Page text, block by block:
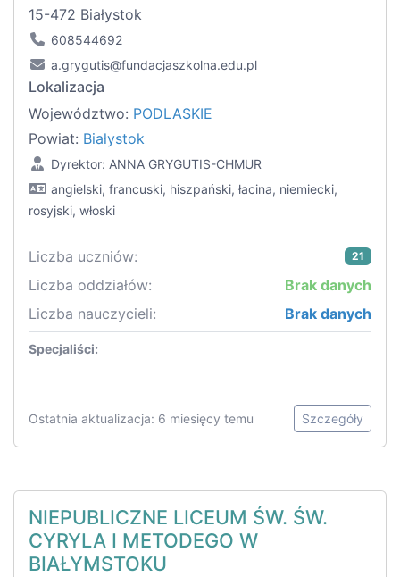
15-472 Białystok
608544692
a.grygutis@fundacjaszkolna.edu.pl
Lokalizacja
Województwo: PODLASKIE
Powiat: Białystok
Dyrektor: ANNA GRYGUTIS-CHMUR
angielski, francuski, hiszpański, łacina, niemiecki,
rosyjski, włoski
Liczba uczniów: 21
Liczba oddziałów:
Brak danych
Liczba nauczycieli:
Brak danych
Specjaliści:
Ostatnia aktualizacja: 6 miesięcy temu Szczegóły
NIEPUBLICZNE LICEUM ŚW. ŚW.
CYRYLA I METODEGO W
BIAŁYMSTOKU